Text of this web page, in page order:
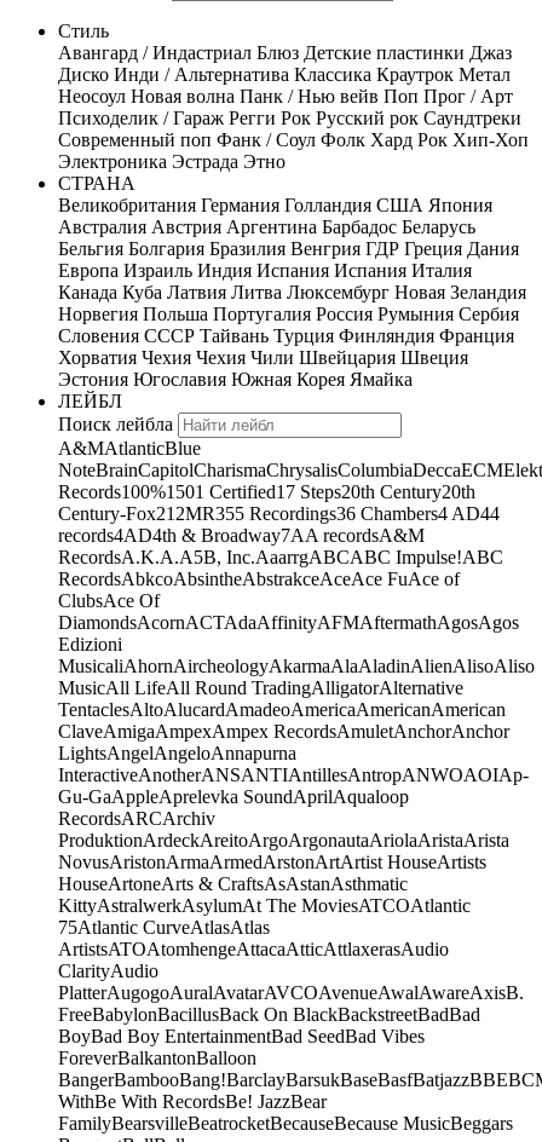
Стиль
Авангард / Индастриал Блюз Детские пластинки Джаз
Диско Инди / Альтернатива Классика Краутрок Метал
Неосоул Новая волна Панк / Нью вейв Поп Прог / Арт
Психоделик / Гараж Регги Рок Русский рок Саундтреки
Современный поп Фанк / Соул Фолк Хард Рок Хип-Хоп
Электроника Эстрада Этно
СТРАНА
Великобритания Германия Голландия США Япония
Австралия Австрия Аргентина Барбадос Беларусь
Бельгия Болгария Бразилия Венгрия ГДР Греция Дания
Европа Израиль Индия Испания Испания Италия
Канада Куба Латвия Литва Люксембург Новая Зеландия
Норвегия Польша Португалия Россия Румыния Сербия
Словения СССР Тайвань Турция Финляндия Франция
Хорватия Чехия Чехия Чили Швейцария Швеция
Эстония Югославия Южная Корея Ямайка
ЛЕЙБЛ
Поиск лейбла
A&MAtlanticBlue
NoteBrainCapitolCharismaChrysalisColumbiaDeccaECM
Records100%1501 Certified17 Steps20th Century20th
Century-Fox21 2MR355 Recordings36 Chambers4 AD44
records4AD4th & Broadway7AA recordsA&M
RecordsA.K.A.A5B, Inc.AaarrgABCABC Impulse!ABC
RecordsAbkcoAbsintheAbstrakceAceAce FuAce of
ClubsAce Of
DiamondsAcornACTAdaAffinityAFMAftermathAgosAgos
Edizioni
MusicaliAhornAircheologyAkarmaAlaAladinAlienAlisoAliso
MusicAll LifeAll Round TradingAlligatorAlternative
TentaclesAltoAlucardAmadeoAmericaAmericanAmerican
ClaveAmigaAmpexAmpex RecordsAmuletAnchorAnchor
LightsAngelAngeloAnnapurna
InteractiveAnotherANSANTIAntillesAntropANWOAOIAp-
Gu-GaAppleAprelevka SoundAprilAqualoop
RecordsARCArchiv
ProduktionArdeckAreitoArgoArgonautaAriolaAristaArista
NovusAristonArmaArmedArstonArtArtist HouseArtists
HouseArtoneArts & CraftsAsAstanAsthmatic
KittyAstralwerkAsylumAt The MoviesATCOAtlantic
75Atlantic CurveAtlasAtlas
ArtistsATOAtomhengeAttacaAtticAttlaxerasAudio
ClarityAudio
PlatterAugogoAuralAvatarAVCOAvenueAwalAwareAxisB.
FreeBabylonBacillusBack On BlackBackstreetBadBad
BoyBad Boy EntertainmentBad SeedBad Vibes
ForeverBalkantonBalloon
BangerBambooBang!BarclayBarsukBaseBasfBatjazzBBE
WithBe With RecordsBe! JazzBear
FamilyBearsvilleBeatrocketBecauseBecause MusicBeggars